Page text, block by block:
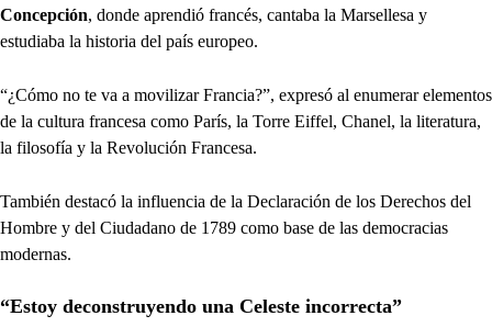
Concepción, donde aprendió francés, cantaba la Marsellesa y
estudiaba la historia del país europeo.
“¿Cómo no te va a movilizar Francia?”, expresó al enumerar elementos
de la cultura francesa como París, la Torre Eiffel, Chanel, la literatura,
la filosofía y la Revolución Francesa.
También destacó la influencia de la Declaración de los Derechos del
Hombre y del Ciudadano de 1789 como base de las democracias
modernas.
“Estoy deconstruyendo una Celeste incorrecta”